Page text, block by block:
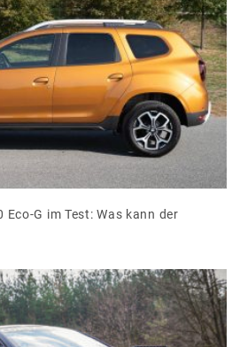
Eco-G im Test: Was kann der